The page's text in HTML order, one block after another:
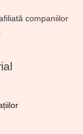
companiilor